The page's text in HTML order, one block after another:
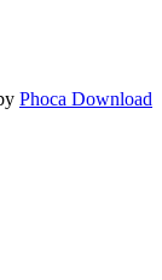
Phoca Download